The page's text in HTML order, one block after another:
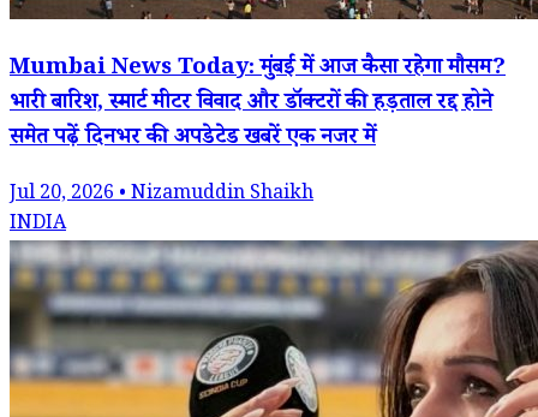
Mumbai News Today: मुंबई में आज कैसा रहेगा मौसम?
भारी बारिश, स्मार्ट मीटर विवाद और डॉक्टरों की हड़ताल रद्द होने
समेत पढ़ें दिनभर की अपडेटेड खबरें एक नजर में
Jul 20, 2026 • Nizamuddin Shaikh
INDIA